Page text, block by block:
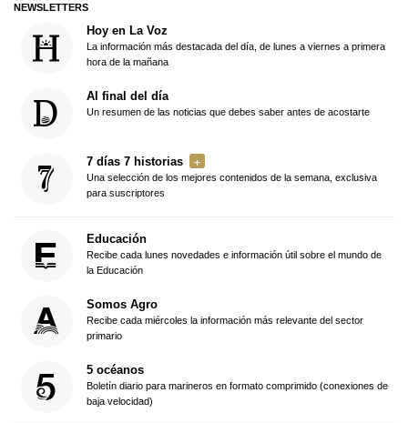
NEWSLETTERS
Hoy en La Voz
La información más destacada del día, de lunes a viernes a primera
hora de la mañana
Al final del día
Un resumen de las noticias que debes saber antes de acostarte
7 días 7 historias
Una selección de los mejores contenidos de la semana, exclusiva
para suscriptores
Educación
Recibe cada lunes novedades e información útil sobre el mundo de
la Educación
Somos Agro
Recibe cada miércoles la información más relevante del sector
primario
5 océanos
Boletín diario para marineros en formato comprimido (conexiones de
baja velocidad)